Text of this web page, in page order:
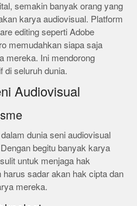
semakin banyak orang yang
karya audiovisual. Platform
editing seperti Adobe
memudahkan siapa saja
mereka. Ini mendorong
di seluruh dunia.
Audiovisual
dunia seni audiovisual
begitu banyak karya
untuk menjaga hak
sadar akan hak cipta dan
mereka.